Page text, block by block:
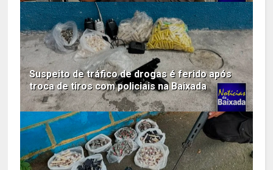
Suspeito de tráfico de drogas é ferido após
troca de tiros com policiais na Baixada